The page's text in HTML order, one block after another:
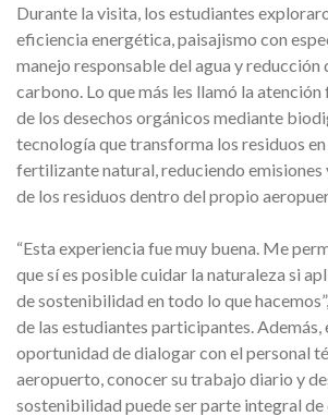
Durante la visita, los estudiantes
eficiencia energética, paisajismo con
manejo responsable del agua y reducción
carbono. Lo que más les llamó la
de los desechos orgánicos mediante
tecnología que transforma los residuos
fertilizante natural, reduciendo emisiones
de los residuos dentro del propio
“Esta experiencia fue muy buena. Me
que sí es posible cuidar la naturaleza si
de sostenibilidad en todo lo que
de las estudiantes participantes. Además,
oportunidad de dialogar con el personal
aeropuerto, conocer su trabajo diario y
sostenibilidad puede ser parte integral de